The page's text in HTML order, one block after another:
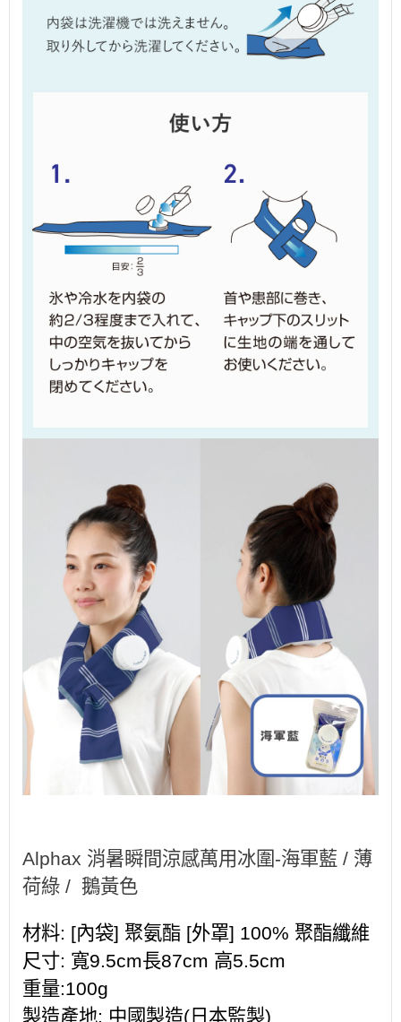
Alphax 消暑瞬間涼感萬用冰圍-海軍藍 / 薄
荷綠 / 鵝黃色
材料: [內袋] 聚氨酯 [外罩] 100% 聚酯纖維
尺寸: 寬9.5cm長87cm 高5.5cm
重量:100g
製造產地: 中國製造(日本監製)